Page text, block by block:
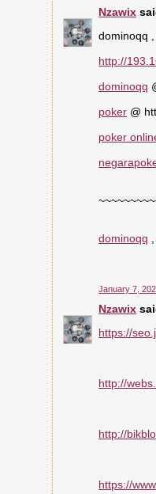
Nzawix
dominoqq
http://
dominoqq
poker @
poker
dominoqq ,
January 7,
Nzawix
https://
http://
http://
https://